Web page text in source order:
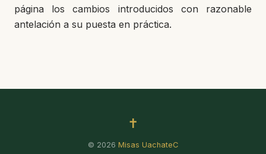
página los cambios introducidos con razonable
antelación a su puesta en práctica.
✝
© 2026 Misas UachateC